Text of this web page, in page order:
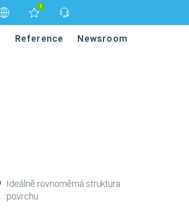
1
Reference Newsroom
Ideálně rovnoměrná struktura
povrchu